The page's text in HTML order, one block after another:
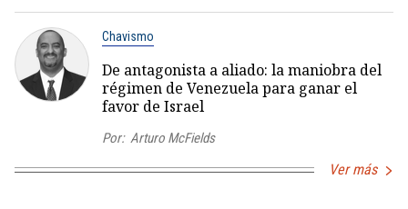
Chavismo
De antagonista a aliado: la maniobra del
régimen de Venezuela para ganar el
favor de Israel
Por: Arturo McFields
Ver más